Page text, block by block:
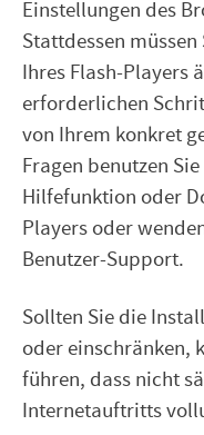
Einstellungen des
Stattdessen
Ihres Flash-Players
erforderlichen
von Ihrem konkret
Fragen benutzen
Hilfefunktion oder
Players oder
Benutzer-Support.
Sollten Sie die
oder einschränken,
führen, dass nicht
Internetauftritts